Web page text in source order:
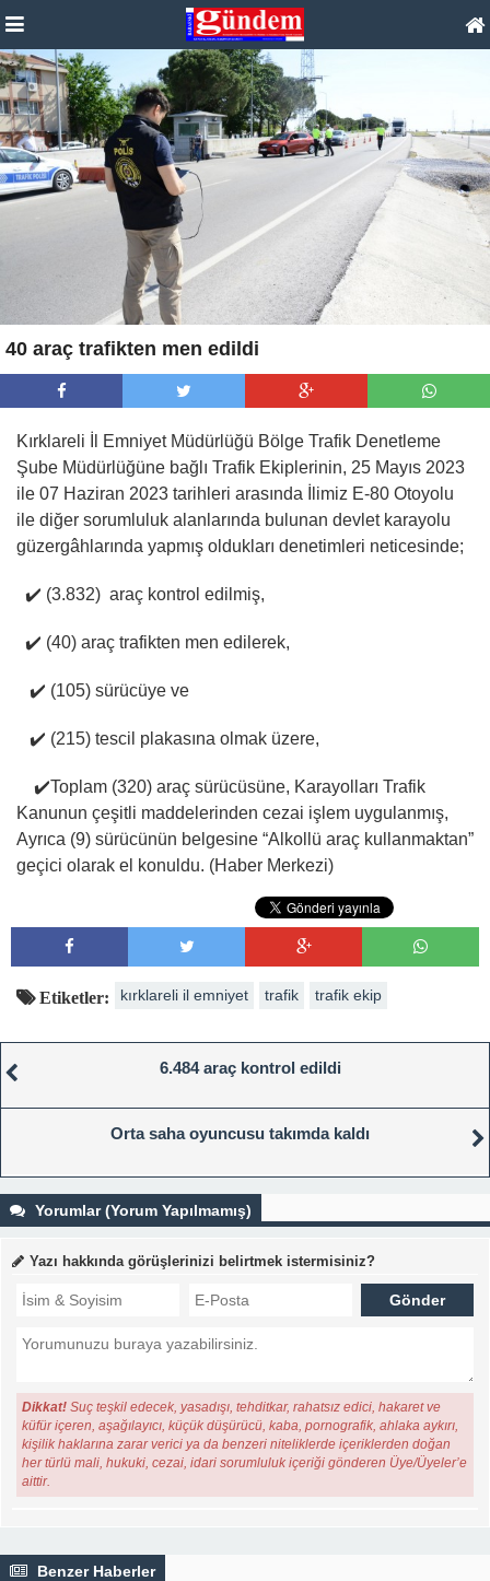
40 araç trafikten men edildi
Kırklareli İl Emniyet Müdürlüğü Bölge Trafik Denetleme
Şube Müdürlüğüne bağlı Trafik Ekiplerinin, 25 Mayıs 2023
ile 07 Haziran 2023 tarihleri arasında İlimiz E-80 Otoyolu
ile diğer sorumluluk alanlarında bulunan devlet karayolu
güzergâhlarında yapmış oldukları denetimleri neticesinde;
✔️ (3.832) araç kontrol edilmiş,
✔️ (40) araç trafikten men edilerek,
✔️ (105) sürücüye ve
✔️ (215) tescil plakasına olmak üzere,
✔️Toplam (320) araç sürücüsüne, Karayolları Trafik
Kanunun çeşitli maddelerinden cezai işlem uygulanmış,
Ayrıca (9) sürücünün belgesine “Alkollü araç kullanmaktan”
geçici olarak el konuldu. (Haber Merkezi)
Etiketler: kırklareli il emniyet trafik trafik ekip
6.484 araç kontrol edildi
Orta saha oyuncusu takımda kaldı
Yorumlar (Yorum Yapılmamış)
Yazı hakkında görüşlerinizi belirtmek istermisiniz?
Dikkat! Suç teşkil edecek, yasadışı, tehditkar, rahatsız edici, hakaret ve
küfür içeren, aşağılayıcı, küçük düşürücü, kaba, pornografik, ahlaka aykırı,
kişilik haklarına zarar verici ya da benzeri niteliklerde içeriklerden doğan
her türlü mali, hukuki, cezai, idari sorumluluk içeriği gönderen Üye/Üyeler’e
aittir.
Benzer Haberler